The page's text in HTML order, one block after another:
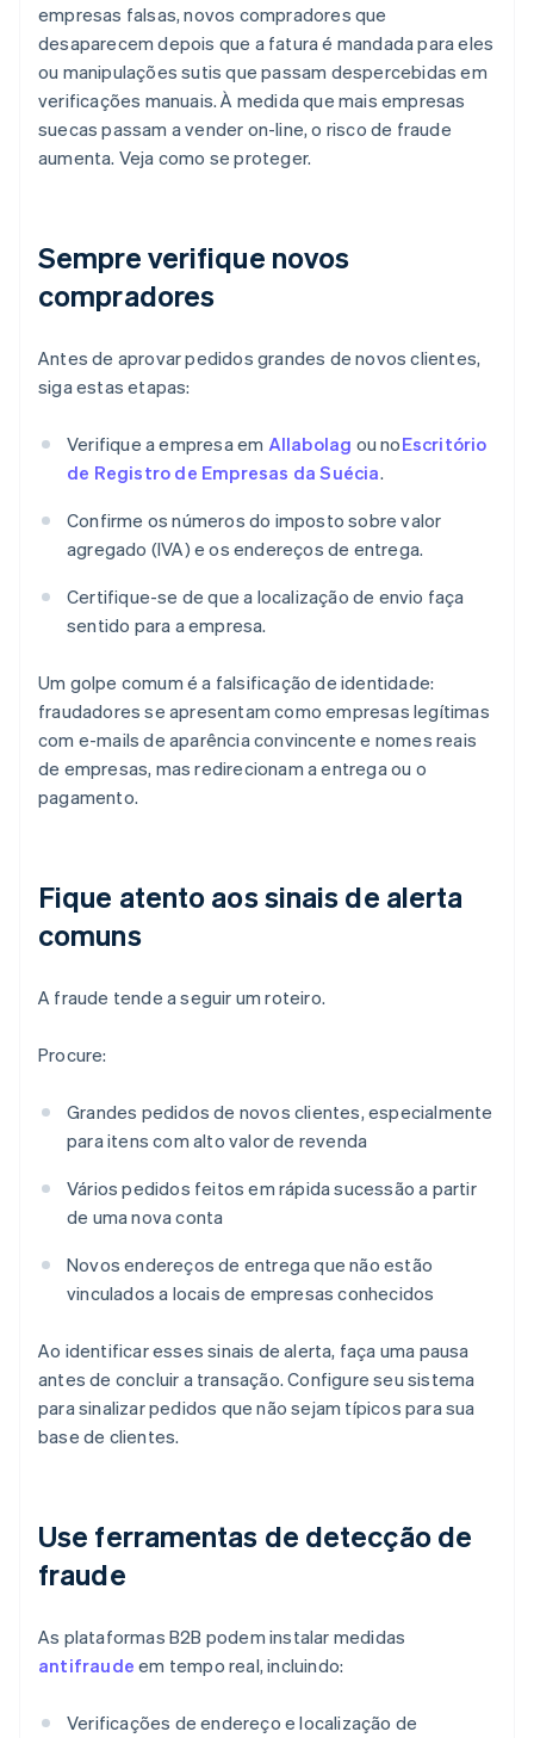
empresas falsas, novos compradores que
desaparecem depois que a fatura é mandada para eles
ou manipulações sutis que passam despercebidas em
verificações manuais. À medida que mais empresas
suecas passam a vender on-line, o risco de fraude
aumenta. Veja como se proteger.
Sempre verifique novos
compradores
Antes de aprovar pedidos grandes de novos clientes,
siga estas etapas:
Verifique a empresa em Allabolag ou noEscritório
de Registro de Empresas da Suécia.
Confirme os números do imposto sobre valor
agregado (IVA) e os endereços de entrega.
Certifique-se de que a localização de envio faça
sentido para a empresa.
Um golpe comum é a falsificação de identidade:
fraudadores se apresentam como empresas legítimas
com e-mails de aparência convincente e nomes reais
de empresas, mas redirecionam a entrega ou o
pagamento.
Fique atento aos sinais de alerta
comuns
A fraude tende a seguir um roteiro.
Procure:
Grandes pedidos de novos clientes, especialmente
para itens com alto valor de revenda
Vários pedidos feitos em rápida sucessão a partir
de uma nova conta
Novos endereços de entrega que não estão
vinculados a locais de empresas conhecidos
Ao identificar esses sinais de alerta, faça uma pausa
antes de concluir a transação. Configure seu sistema
para sinalizar pedidos que não sejam típicos para sua
base de clientes.
Use ferramentas de detecção de
fraude
As plataformas B2B podem instalar medidas
antifraude em tempo real, incluindo:
Verificações de endereço e localização de